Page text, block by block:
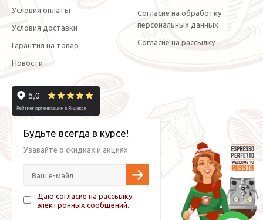
Условия оплаты
Условия доставки
Гарантия на товар
Новости
Согласие на обработку
персональных данных
Согласие на рассылку
Будьте всегда в курсе!
Узавайте о скидках и акциях
Даю согласие на рассылку
электронных сообщений.